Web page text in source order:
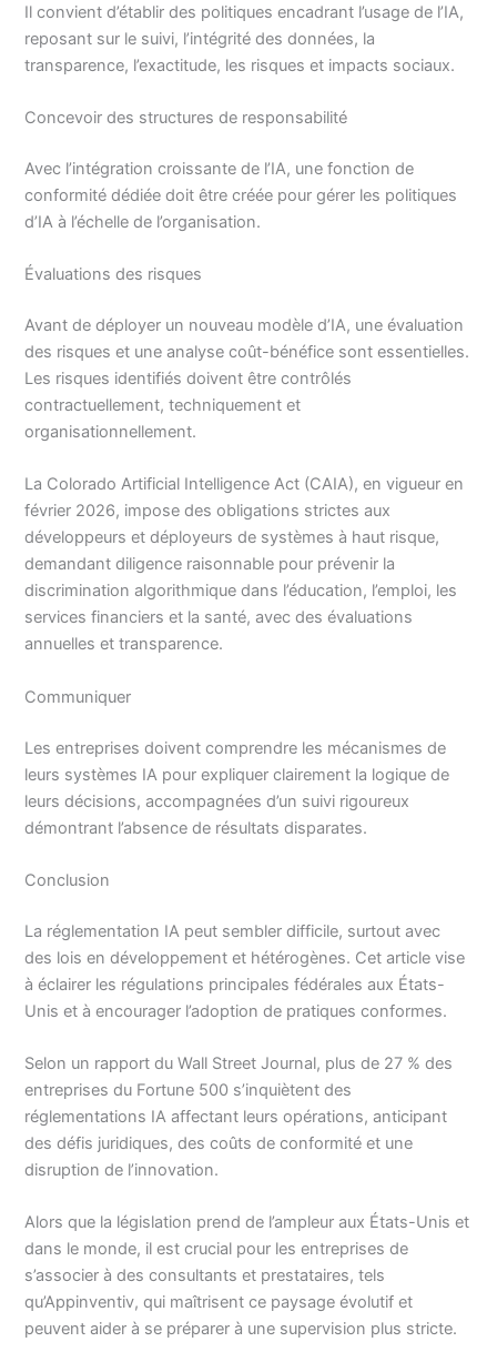
Il convient d’établir des politiques encadrant l’usage de l’IA,
reposant sur le suivi, l’intégrité des données, la
transparence, l’exactitude, les risques et impacts sociaux.
Concevoir des structures de responsabilité
Avec l’intégration croissante de l’IA, une fonction de
conformité dédiée doit être créée pour gérer les politiques
d’IA à l’échelle de l’organisation.
Évaluations des risques
Avant de déployer un nouveau modèle d’IA, une évaluation
des risques et une analyse coût-bénéfice sont essentielles.
Les risques identifiés doivent être contrôlés
contractuellement, techniquement et
organisationnellement.
La Colorado Artificial Intelligence Act (CAIA), en vigueur en
février 2026, impose des obligations strictes aux
développeurs et déployeurs de systèmes à haut risque,
demandant diligence raisonnable pour prévenir la
discrimination algorithmique dans l’éducation, l’emploi, les
services financiers et la santé, avec des évaluations
annuelles et transparence.
Communiquer
Les entreprises doivent comprendre les mécanismes de
leurs systèmes IA pour expliquer clairement la logique de
leurs décisions, accompagnées d’un suivi rigoureux
démontrant l’absence de résultats disparates.
Conclusion
La réglementation IA peut sembler difficile, surtout avec
des lois en développement et hétérogènes. Cet article vise
à éclairer les régulations principales fédérales aux États-
Unis et à encourager l’adoption de pratiques conformes.
Selon un rapport du Wall Street Journal, plus de 27 % des
entreprises du Fortune 500 s’inquiètent des
réglementations IA affectant leurs opérations, anticipant
des défis juridiques, des coûts de conformité et une
disruption de l’innovation.
Alors que la législation prend de l’ampleur aux États-Unis et
dans le monde, il est crucial pour les entreprises de
s’associer à des consultants et prestataires, tels
qu’Appinventiv, qui maîtrisent ce paysage évolutif et
peuvent aider à se préparer à une supervision plus stricte.